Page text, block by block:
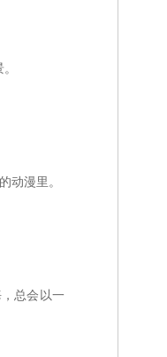
动漫里。
总会以一